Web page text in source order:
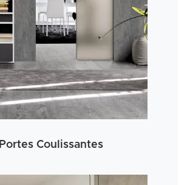
Portes Coulissantes